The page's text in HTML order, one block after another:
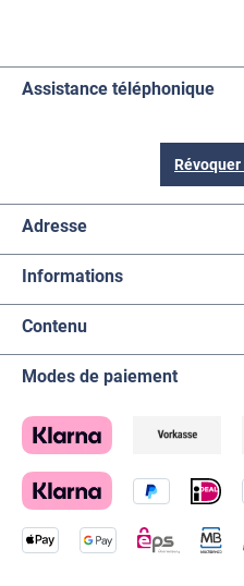
Assistance téléphonique
Adresse
Informations
Contenu
Modes de paiement